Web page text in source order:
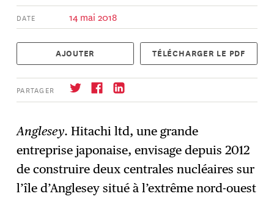
DATE 14 mai 2018
AJOUTER TÉLÉCHARGER LE PDF
PARTAGER
→ S'abonner
Anglesey. Hitachi ltd, une grande
entreprise japonaise, envisage depuis 2012
de construire deux centrales nucléaires sur
l’île d’Anglesey situé à l’extrême nord-ouest